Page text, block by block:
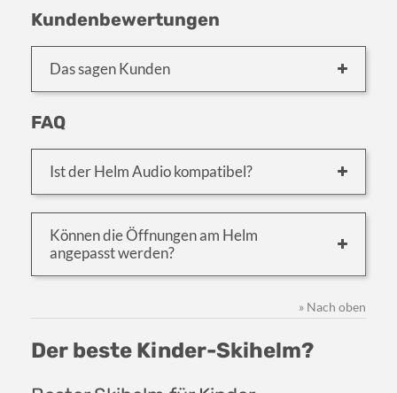
Kundenbewertungen
Das sagen Kunden
FAQ
Ist der Helm Audio kompatibel?
Können die Öffnungen am Helm
angepasst werden?
» Nach oben
Der beste Kinder-Skihelm?